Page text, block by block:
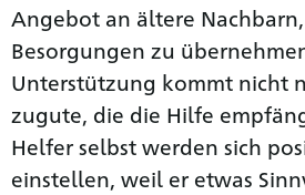
Angebot an ältere
Besorgungen zu
Unterstützung kommt nicht
zugute, die die Hilfe
Helfer selbst werden sich
einstellen, weil er etwas